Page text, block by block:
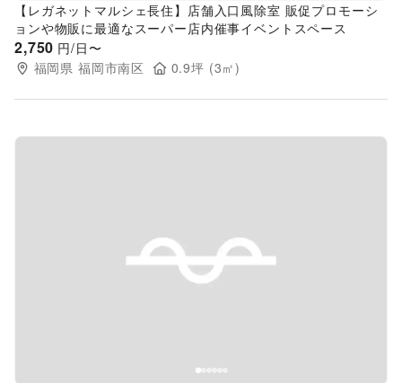
【レガネットマルシェ長住】店舗入口風除室 販促プロモーシ
ョンや物販に最適なスーパー店内催事イベントスペース
2,750 円/日〜
福岡県 福岡市南区 0.9坪 (3㎡)
Previous slide